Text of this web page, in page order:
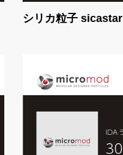
シリカ粒子 sicastar